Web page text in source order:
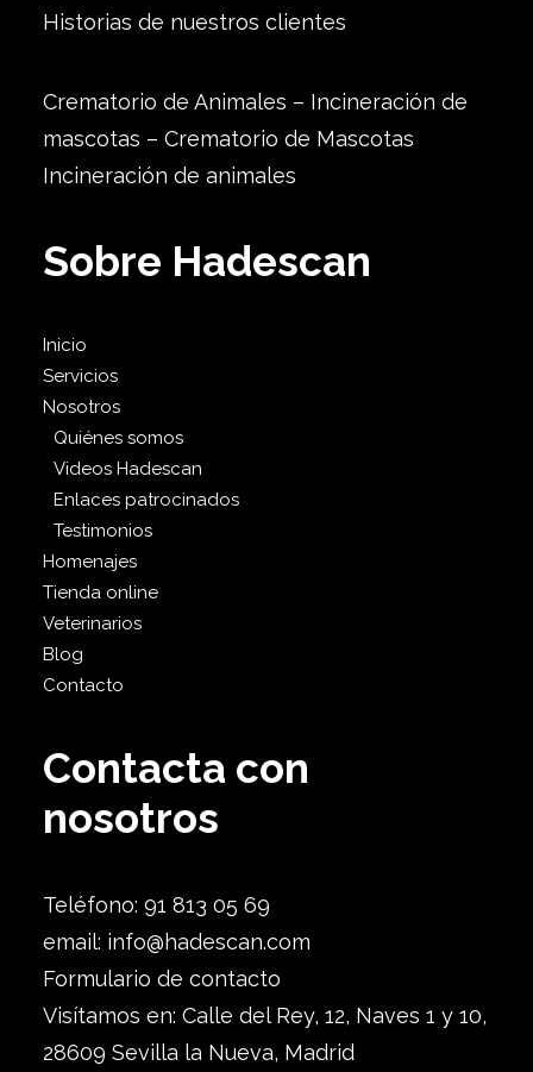
Historias de nuestros clientes
Crematorio de Animales – Incineración de
mascotas – Crematorio de Mascotas
Incineración de animales
Sobre Hadescan
Inicio
Servicios
Nosotros
Quiénes somos
Videos Hadescan
Enlaces patrocinados
Testimonios
Homenajes
Tienda online
Veterinarios
Blog
Contacto
Contacta con
nosotros
Teléfono: 91 813 05 69
email: info@hadescan.com
Formulario de contacto
Visítamos en: Calle del Rey, 12, Naves 1 y 10,
28609 Sevilla la Nueva, Madrid